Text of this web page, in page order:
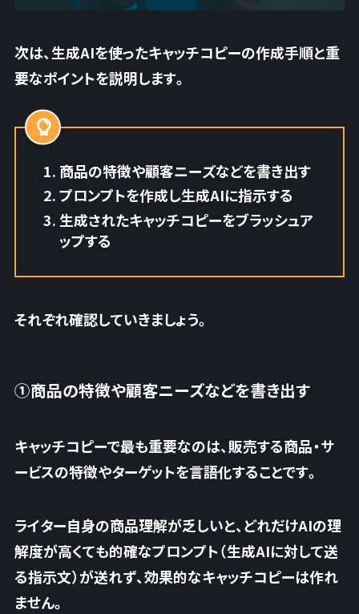
次は、生成AIを使ったキャッチコピーの作成手順と重
要なポイントを説明します。
商品の特徴や顧客ニーズなどを書き出す
プロンプトを作成し生成AIに指示する
生成されたキャッチコピーをブラッシュア
ップする
それぞれ確認していきましょう。
①商品の特徴や顧客ニーズなどを書き出す
キャッチコピーで最も重要なのは、販売する商品・サ
ービスの特徴やターゲットを言語化することです。
ライター自身の商品理解が乏しいと、どれだけAIの理
解度が高くても的確なプロンプト（生成AIに対して送
る指示文）が送れず、効果的なキャッチコピーは作れ
ません。